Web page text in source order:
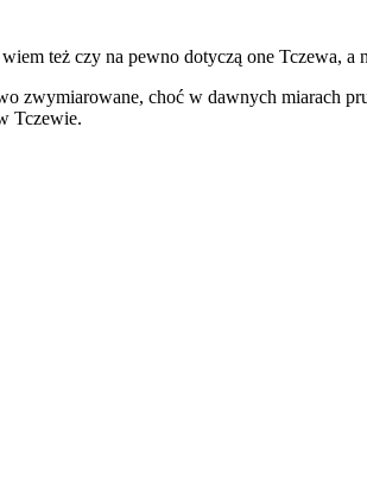
też czy na pewno dotyczą one Tczewa, a
zwymiarowane, choć w dawnych miarach
Tczewie.